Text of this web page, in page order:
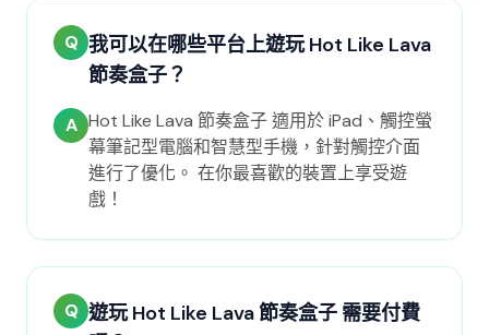
Q 我可以在哪些平台上遊玩 Hot Like Lava
節奏盒子？
A Hot Like Lava 節奏盒子 適用於 iPad、觸控螢
幕筆記型電腦和智慧型手機，針對觸控介面
進行了優化。 在你最喜歡的裝置上享受遊
戲！
Q 遊玩 Hot Like Lava 節奏盒子 需要付費